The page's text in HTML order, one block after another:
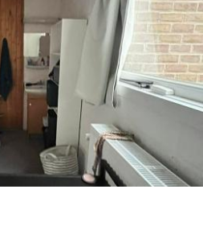
KV 2207
de 8 situé dans l'hocaille à 7
disponible dès le 1er juillet 2026 et
ce jusqu'au 11 septembre 2026.